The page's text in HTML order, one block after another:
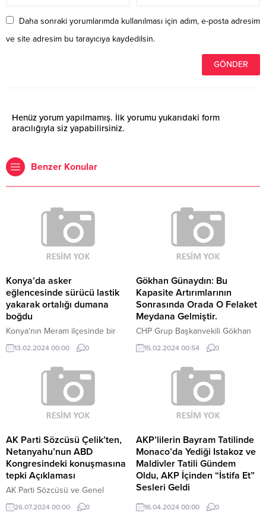
Daha sonraki yorumlarımda kullanılması için adım, e-posta adresim
ve site adresim bu tarayıcıya kaydedilsin.
Henüz yorum yapılmamış. İlk yorumu yukarıdaki form
aracılığıyla siz yapabilirsiniz.
Benzer Konular
Konya’da asker
eğlencesinde sürücü lastik
yakarak ortalığı dumana
boğdu
Konya'nın Meram ilçesinde bir
asker eğlencesi sırasında bir
sürücü, kalabalığı umursamadan
otomobiliyle tam gaz lastik
yakarak aracın kapısını açıp
dumanlarla ortalığı dumana
boğdu. O anlar ise bir vatandaş
tarafından görüntülendi.
13.02.2024 00:00 0
Gökhan Günaydın: Bu
Kapasite Artırımlarının
Sonrasında Orada O Felaket
Meydana Gelmiştir.
CHP Grup Başkanvekili Gökhan
Günaydın, Çöpler Altın
Madeni’nde yaşanan facia ile ilgili
açıklamalarda bulundu. Günaydın,
“Bu ÇED raporunu yazan
firmanın, o firmada bu rapora imza
atanların bu işte bir sorumluluğu
var mıdır, yok mudur? Yoksa bu
koydukları paralar yanlarına
kalmaya devam edecek midir?
TMMOB, bu raporların...
15.02.2024 00:54 0
AK Parti Sözcüsü Çelik’ten,
Netanyahu’nun ABD
Kongresindeki konuşmasına
tepki Açıklaması
AK Parti Sözcüsü ve Genel
Başkan Yardımcısı Ömer Çelik,
26.07.2024 00:00 0
AKP’lilerin Bayram Tatilinde
Monaco’da Yediği Istakoz ve
Maldivler Tatili Gündem
Oldu, AKP İçinden “İstifa Et”
Sesleri Geldi
Bayram tatilinde AKP İzmir
16.04.2024 00:00 0